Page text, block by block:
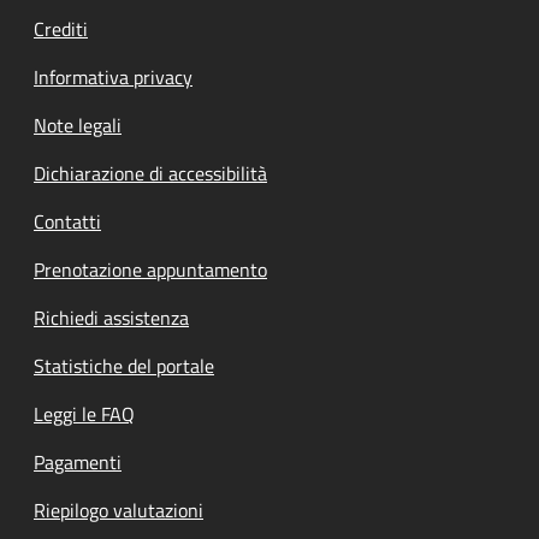
Crediti
Informativa privacy
Note legali
Dichiarazione di accessibilità
Contatti
Prenotazione appuntamento
Richiedi assistenza
Statistiche del portale
Leggi le FAQ
Pagamenti
Riepilogo valutazioni